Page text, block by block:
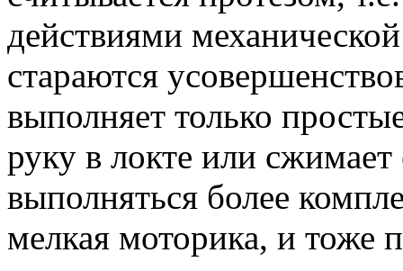
действиями
стараются
выполняет только
руку в локте или
выполняться более
мелкая моторика, и тоже